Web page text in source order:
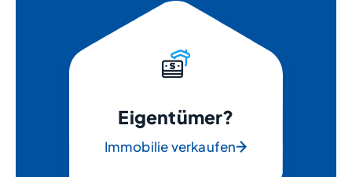
Eigentümer?
Immobilie verkaufen